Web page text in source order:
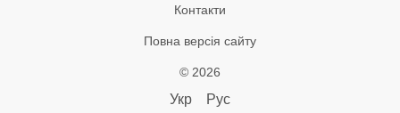
Контакти
Повна версія сайту
© 2026
Укр Рус